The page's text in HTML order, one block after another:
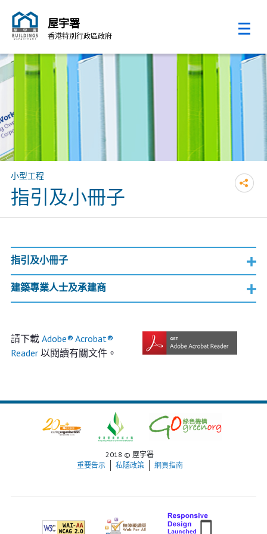
跳至內容的開始
屋宇署
香港特別行政區政府
小型工程
指引及小冊子
指引及小冊子
建築專業人士及承建商
請下載 Adobe® Acrobat®
Reader以閱讀有關文件。
2018 © 屋宇署
重要告示
私隱政策 網頁指南